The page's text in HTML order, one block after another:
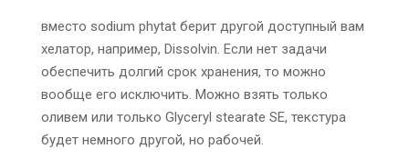
вместо sodium phytat берит другой доступный вам
хелатор, например, Dissolvin. Если нет задачи
обеспечить долгий срок хранения, то можно
вообще его исключить. Можно взять только
оливем или только Glyceryl stearate SE, текстура
будет немного другой, но рабочей.